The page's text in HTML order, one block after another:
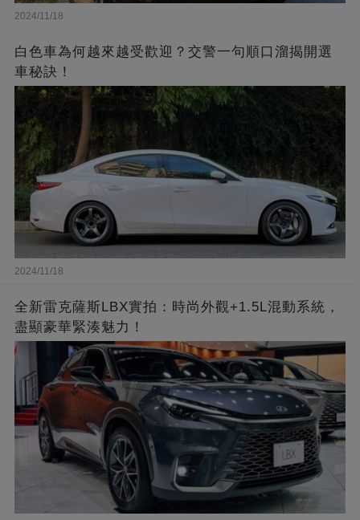
2024/11/18
白色車為何越來越受歡迎？交警一句順口溜揭開選
車秘訣！
2024/11/18
全新雷克薩斯LBX實拍：時尚外觀+1.5L混動系統，
盡顯豪華緊湊魅力！